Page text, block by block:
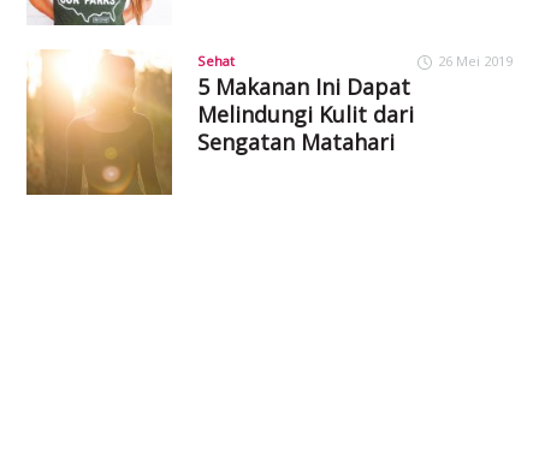
Sehat 26 Mei 2019
5 Makanan Ini Dapat
Melindungi Kulit dari
Sengatan Matahari